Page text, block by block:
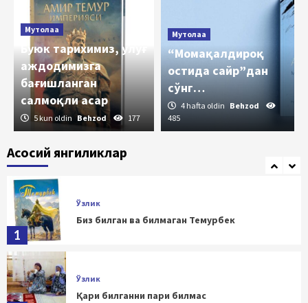
Мутолаа
Буюк тарихимиз, улуғ
аждодимизга
бағишланган
салмоқли асар
5 kun oldin Behzod 177
Мутолаа
“Момақалдироқ
остида сайр”дан
сўнг…
4 hafta oldin Behzod
485
Асосий янгиликлар
Ўзлик
Тарих тилга кирган, тарихдан сабоқ олинган
жойда, албатта, билим ва маърифат,
тараққиёт ва адолат бўлади
5
1
Ўзлик
Биз билган ва билмаган Темурбек
Ўзлик
Қари билганни пари билмас